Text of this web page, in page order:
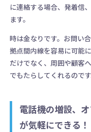
に連絡する場合、発着信
ます。
時は金なりです。お問い
拠点間内線を容易に可能
だけでなく、周囲や顧客
でもたらしてくれるのです
電話機の増設、
が気軽にできる！